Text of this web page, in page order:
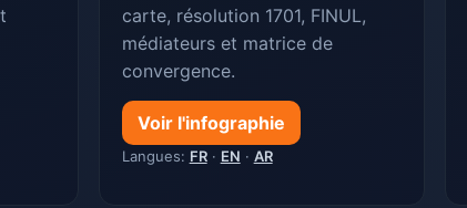
carte, résolution 1701, FINUL,
médiateurs et matrice de
convergence.
Voir l'infographie
Langues: FR· EN · AR